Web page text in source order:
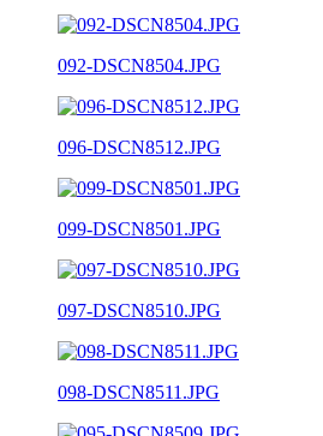
092-DSCN8504.JPG
096-DSCN8512.JPG
099-DSCN8501.JPG
097-DSCN8510.JPG
098-DSCN8511.JPG